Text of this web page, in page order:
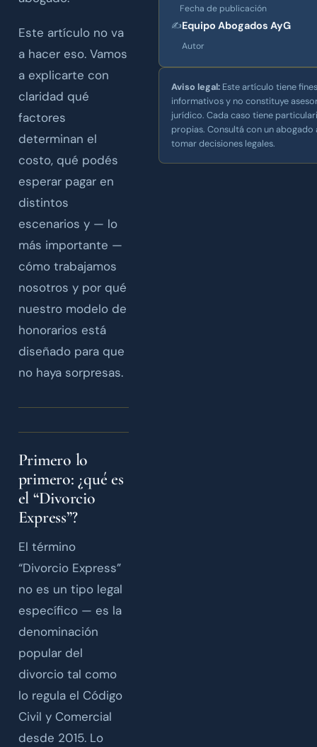
Este artículo no va
a hacer eso. Vamos
a explicarte con
claridad qué
factores
determinan el
costo, qué podés
esperar pagar en
distintos
escenarios y — lo
más importante —
cómo trabajamos
nosotros y por qué
nuestro modelo de
honorarios está
diseñado para que
no haya sorpresas.
Primero lo
primero: ¿qué es
el “Divorcio
Express”?
El término
“Divorcio Express”
no es un tipo legal
específico — es la
denominación
popular del
divorcio tal como
lo regula el Código
Civil y Comercial
desde 2015. Lo
Fecha de publicación
✍️Equipo Abogados AyG
Autor
Aviso legal: Este artículo tiene fines
informativos y no constituye
jurídico. Cada caso tiene
propias. Consultá con un abogado
tomar decisiones legales.